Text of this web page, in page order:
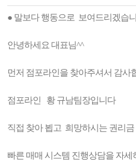
● 말보다 행동으로 보여드리겠습
안녕하세요 대표님^^
먼저 점포라인을 찾아주셔서 감사
점포라인 황 규남팀장입니다
직접 찾아 뵙고 희망하시는 권리금
빠른 매매 시스템 진행상담을 자